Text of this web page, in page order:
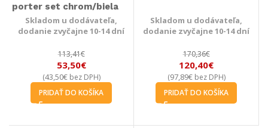
porter set chrom/biela
Skladom u dodávateľa,
dodanie zvyčajne 10-14 dní
113,41€
53,50€
(43,50€bez DPH)
PRIDAŤ DO KOŠÍKA
Skladom u dodávateľa,
dodanie zvyčajne 10-14 dní
170,36€
120,40€
(97,89€bez DPH)
PRIDAŤ DO KOŠÍKA